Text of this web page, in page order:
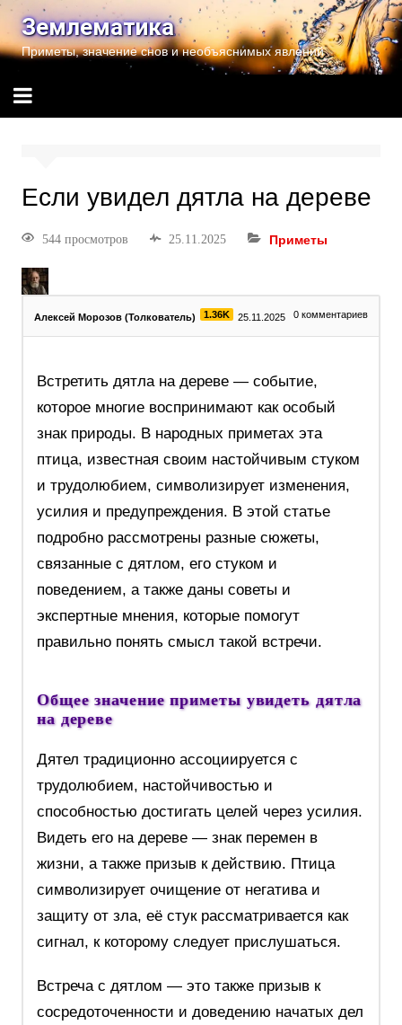
Землематика
Приметы, значение снов и необъяснимых явлений
Если увидел дятла на дереве
544 просмотров 25.11.2025 Приметы
Алексей Морозов (Толкователь) 1.36K 25.11.2025 0 комментариев
Встретить дятла на дереве — событие,
которое многие воспринимают как особый
знак природы. В народных приметах эта
птица, известная своим настойчивым стуком
и трудолюбием, символизирует изменения,
усилия и предупреждения. В этой статье
подробно рассмотрены разные сюжеты,
связанные с дятлом, его стуком и
поведением, а также даны советы и
экспертные мнения, которые помогут
правильно понять смысл такой встречи.
Общее значение приметы увидеть дятла
на дереве
Дятел традиционно ассоциируется с
трудолюбием, настойчивостью и
способностью достигать целей через усилия.
Видеть его на дереве — знак перемен в
жизни, а также призыв к действию. Птица
символизирует очищение от негатива и
защиту от зла, её стук рассматривается как
сигнал, к которому следует прислушаться.
Встреча с дятлом — это также призыв к
сосредоточенности и доведению начатых дел